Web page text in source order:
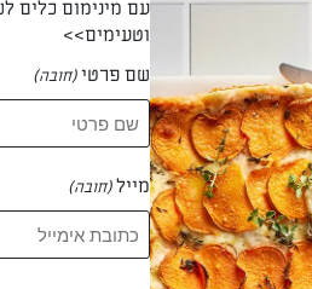
הזאר ג'בארין
עם מינימום כלים
וטעימים>>
שם פרטי(חובה)
מייל(חובה)